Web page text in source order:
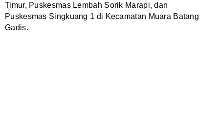
Timur, Puskesmas Lembah Sorik Marapi, dan
Puskesmas Singkuang 1 di Kecamatan Muara Batang
Gadis.